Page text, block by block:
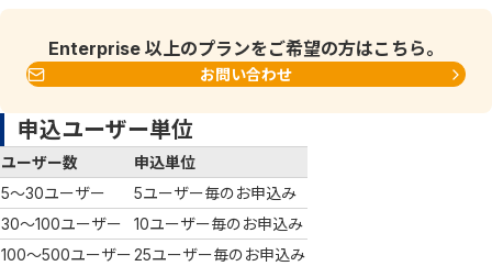
Enterprise 以上のプランをご希望の方はこちら。
お問い合わせ
申込ユーザー単位
ユーザー数
申込単位
5～30ユーザー
5ユーザー毎のお申込み
30～100ユーザー
10ユーザー毎のお申込み
100～500ユーザー25ユーザー毎のお申込み